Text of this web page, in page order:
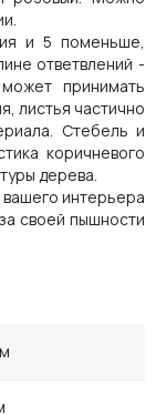
и 5 поменьше,
ответвлений -
принимать
листья частично
Стебель и
коричневого
дерева.
интерьера
своей пышности